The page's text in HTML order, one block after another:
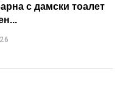
с дамски тоалет